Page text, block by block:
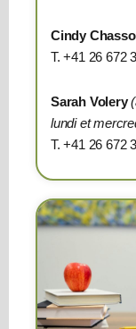
Cindy
T. +41 26 672
Sarah Volery
lundi et
T. +41 26 672